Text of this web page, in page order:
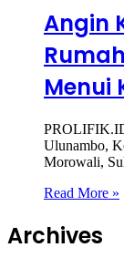
Angin
Menui
Ulunambo,
Morowali,
Read More »
Archives